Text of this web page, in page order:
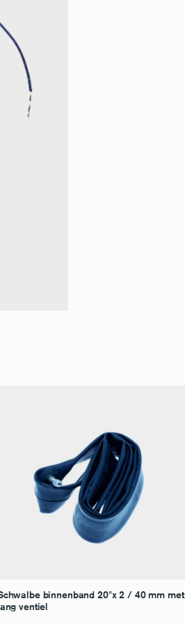
binnenband 20″x 2 / 40 mm met
ventiel